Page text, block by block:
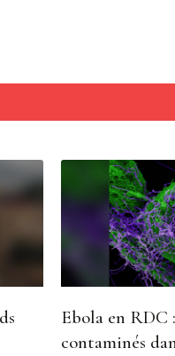
Ebola en RDC
contaminés